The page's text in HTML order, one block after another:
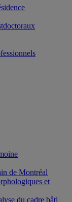
de Montréal
et
du cadre bâti